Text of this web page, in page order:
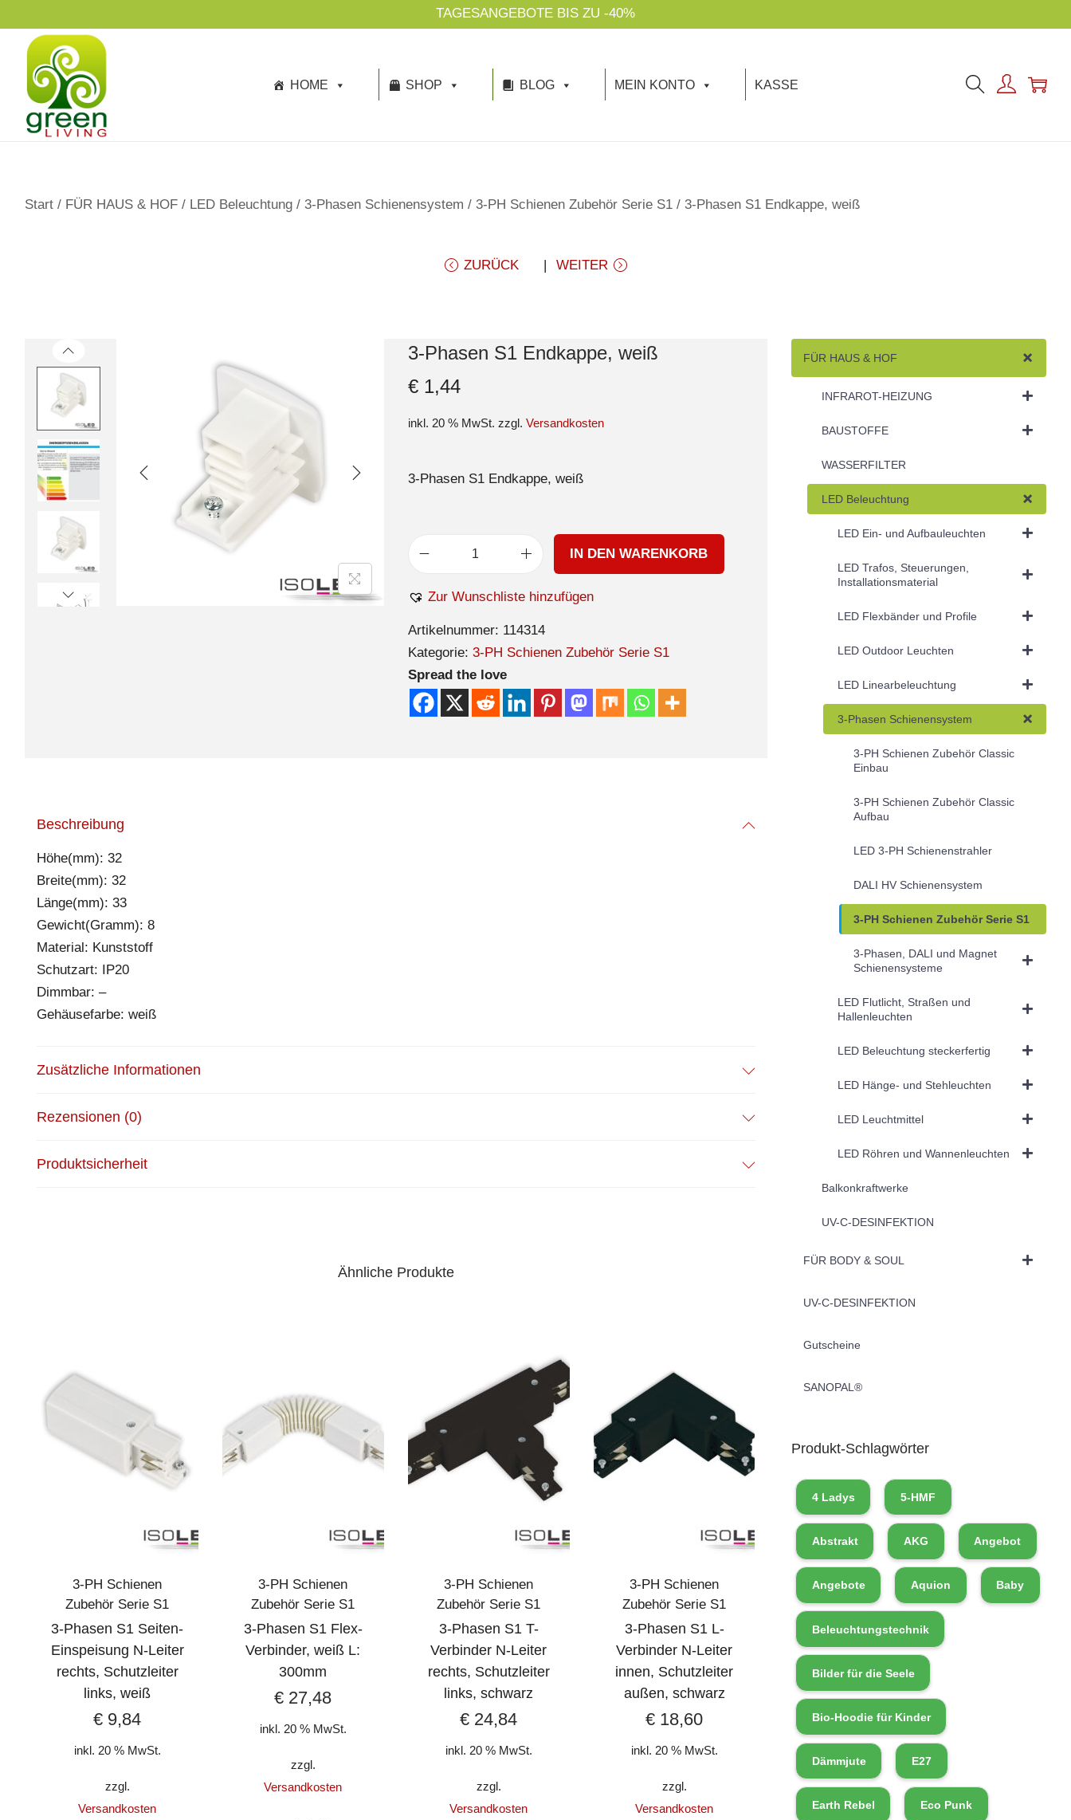
p
TAGESANGEBOTE BIS ZU -40%
HOME SHOP BLOG MEIN KONTO KASSE
Start / FÜR HAUS & HOF / LED Beleuchtung / 3-Phasen Schienensystem / 3-PH Schienen Zubehör Serie S1 / 3-Phasen S1 Endkappe, weiß
ZURÜCK WEITER
3-Phasen S1 Endkappe, weiß
€1,44
inkl. 20 % MwSt. zzgl. Versandkosten
3-Phasen S1 Endkappe, weiß
IN DEN WARENKORB
Zur Wunschliste hinzufügen
Artikelnummer: 114314
Kategorie: 3-PH Schienen Zubehör Serie S1
Spread the love
Beschreibung
Höhe(mm): 32
Breite(mm): 32
Länge(mm): 33
Gewicht(Gramm): 8
Material: Kunststoff
Schutzart: IP20
Dimmbar: –
Gehäusefarbe: weiß
Zusätzliche Informationen
Rezensionen (0)
Produktsicherheit
Ähnliche Produkte
3-PH Schienen
Zubehör Serie S1
3-Phasen S1 Seiten-
Einspeisung N-Leiter
rechts, Schutzleiter
links, weiß
€ 9,84
inkl. 20 % MwSt.
zzgl.
Versandkosten
3-PH Schienen
Zubehör Serie S1
3-Phasen S1 Flex-
Verbinder, weiß L:
300mm
€ 27,48
inkl. 20 % MwSt.
zzgl.
Versandkosten
3-PH Schienen
Zubehör Serie S1
3-Phasen S1 T-
Verbinder N-Leiter
rechts, Schutzleiter
links, schwarz
€ 24,84
inkl. 20 % MwSt.
zzgl.
Versandkosten
3-PH Schienen
Zubehör Serie S1
3-Phasen S1 L-
Verbinder N-Leiter
innen, Schutzleiter
außen, schwarz
€ 18,60
inkl. 20 % MwSt.
zzgl.
Versandkosten
FÜR HAUS & HOF
INFRAROT-HEIZUNG
BAUSTOFFE
WASSERFILTER
LED Beleuchtung
LED Ein- und Aufbauleuchten
LED Trafos, Steuerungen,
Installationsmaterial
LED Flexbänder und Profile
LED Outdoor Leuchten
LED Linearbeleuchtung
3-Phasen Schienensystem
3-PH Schienen Zubehör Classic
Einbau
3-PH Schienen Zubehör Classic
Aufbau
LED 3-PH Schienenstrahler
DALI HV Schienensystem
3-PH Schienen Zubehör Serie S1
3-Phasen, DALI und Magnet
Schienensysteme
LED Flutlicht, Straßen und
Hallenleuchten
LED Beleuchtung steckerfertig
LED Hänge- und Stehleuchten
LED Leuchtmittel
LED Röhren und Wannenleuchten
Balkonkraftwerke
UV-C-DESINFEKTION
FÜR BODY & SOUL
UV-C-DESINFEKTION
Gutscheine
SANOPAL®
Produkt-Schlagwörter
4 Ladys 5-HMF
Abstrakt AKG Angebot
Angebote Aquion Baby
Beleuchtungstechnik
Bilder für die Seele
Bio-Hoodie für Kinder
Dämmjute E27
Earth Rebel Eco Punk